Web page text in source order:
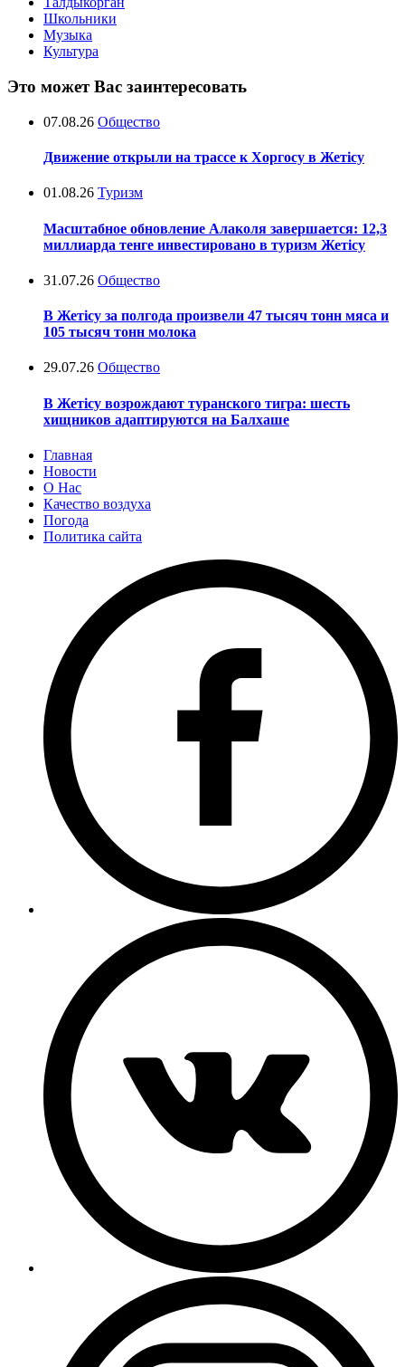
Школьники
Музыка
Культура
Это может Вас заинтересовать
07.08.26 Общество
Движение открыли на трассе к Хоргосу в Жетісу
01.08.26 Туризм
Масштабное обновление Алаколя завершается: 12,3
миллиарда тенге инвестировано в туризм Жетісу
31.07.26 Общество
В Жетісу за полгода произвели 47 тысяч тонн мяса и
105 тысяч тонн молока
29.07.26 Общество
В Жетісу возрождают туранского тигра: шесть
хищников адаптируются на Балхаше
Главная
Новости
О Нас
Качество воздуха
Погода
Политика сайта